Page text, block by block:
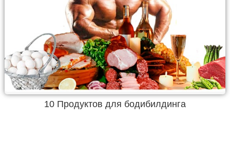
10 Продуктов для бодибилдинга